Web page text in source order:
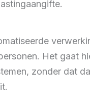
Het gaat
zonder dat